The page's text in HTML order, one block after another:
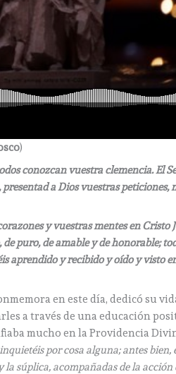
)
conozcan vuestra clemencia. El
a Dios vuestras peticiones,
y vuestras mentes en Cristo
puro, de amable y de honorable;
aprendido y recibido y oído y visto
en este día, dedicó su
a través de una educación
mucho en la Providencia
inquietéis por cosa alguna; antes bien,
súplica, acompañadas de la acción